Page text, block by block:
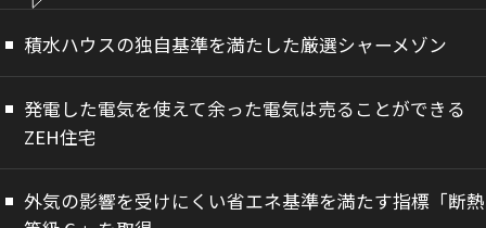
積水ハウスの独自基準を満たした厳選シャーメゾン
発電した電気を使えて余った電気は売ることができる
ZEH住宅
外気の影響を受けにくい省エネ基準を満たす指標「断熱